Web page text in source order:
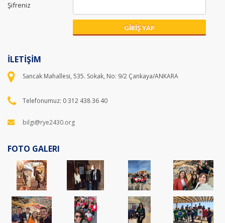
Şifreniz
GİRİŞ YAP
İLETİŞİM
Sancak Mahallesi, 535. Sokak, No: 9/2 Çankaya/ANKARA
Telefonumuz: 0 312 438 36 40
bilgi@rye2430.org
FOTO GALERI